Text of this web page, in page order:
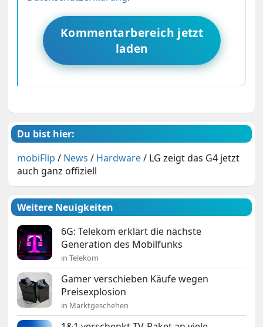
Kommentarbereich jetzt
laden
Du bist hier:
mobiFlip / News / Hardware/ LG zeigt das G4 jetzt
auch ganz offiziell
Weitere Neuigkeiten
6G: Telekom erklärt die nächste
Generation des Mobilfunks
in Telekom
Gamer verschieben Käufe wegen
Preisexplosion
in Marktgeschehen